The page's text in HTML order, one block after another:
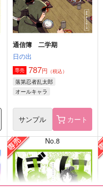
通信簿 二学期
日の出
専売 787円 （税込）
落第忍者乱太郎
オールキャラ
サンプル カート
No.8